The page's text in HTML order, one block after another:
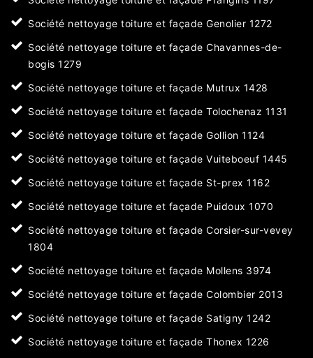
Société nettoyage toiture et façade Genolier 1272
Société nettoyage toiture et façade Chavannes-de-
bogis 1279
Société nettoyage toiture et façade Mutrux 1428
Société nettoyage toiture et façade Tolochenaz 1131
Société nettoyage toiture et façade Gollion 1124
Société nettoyage toiture et façade Vuiteboeuf 1445
Société nettoyage toiture et façade St-prex 1162
Société nettoyage toiture et façade Puidoux 1070
Société nettoyage toiture et façade Corsier-sur-vevey
1804
Société nettoyage toiture et façade Mollens 3974
Société nettoyage toiture et façade Colombier 2013
Société nettoyage toiture et façade Satigny 1242
Société nettoyage toiture et façade Thonex 1226